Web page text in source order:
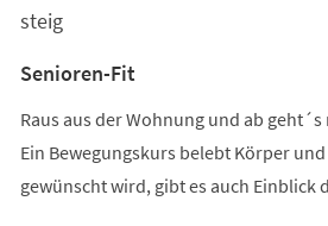
steig
Senioren-Fit
Raus aus der Wohnung und ab
Ein Bewegungskurs belebt Körper und
gewünscht wird, gibt es auch Einblick